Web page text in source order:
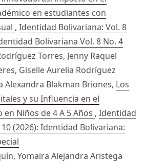
en estudiantes con
, Identidad Bolivariana: Vol. 8
Bolivariana Vol. 8 No. 4
Torres, Jenny Raquel
Giselle Aurelia Rodríguez
Alexandra Blakman Briones, Los
y su Influencia en el
Niños de 4 A 5 Años , Identidad
(2026): Identidad Bolivariana:
Yomaira Alejandra Aristega